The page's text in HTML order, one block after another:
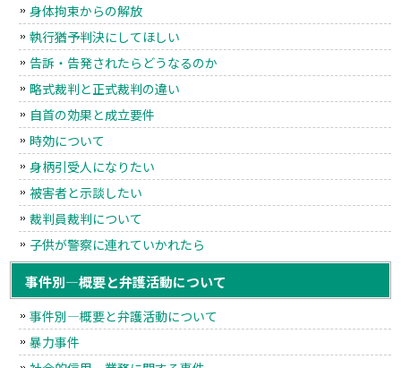
身体拘束からの解放
執行猶予判決にしてほしい
告訴・告発されたらどうなるのか
略式裁判と正式裁判の違い
自首の効果と成立要件
時効について
身柄引受人になりたい
被害者と示談したい
裁判員裁判について
子供が警察に連れていかれたら
事件別―概要と弁護活動について
事件別―概要と弁護活動について
暴力事件